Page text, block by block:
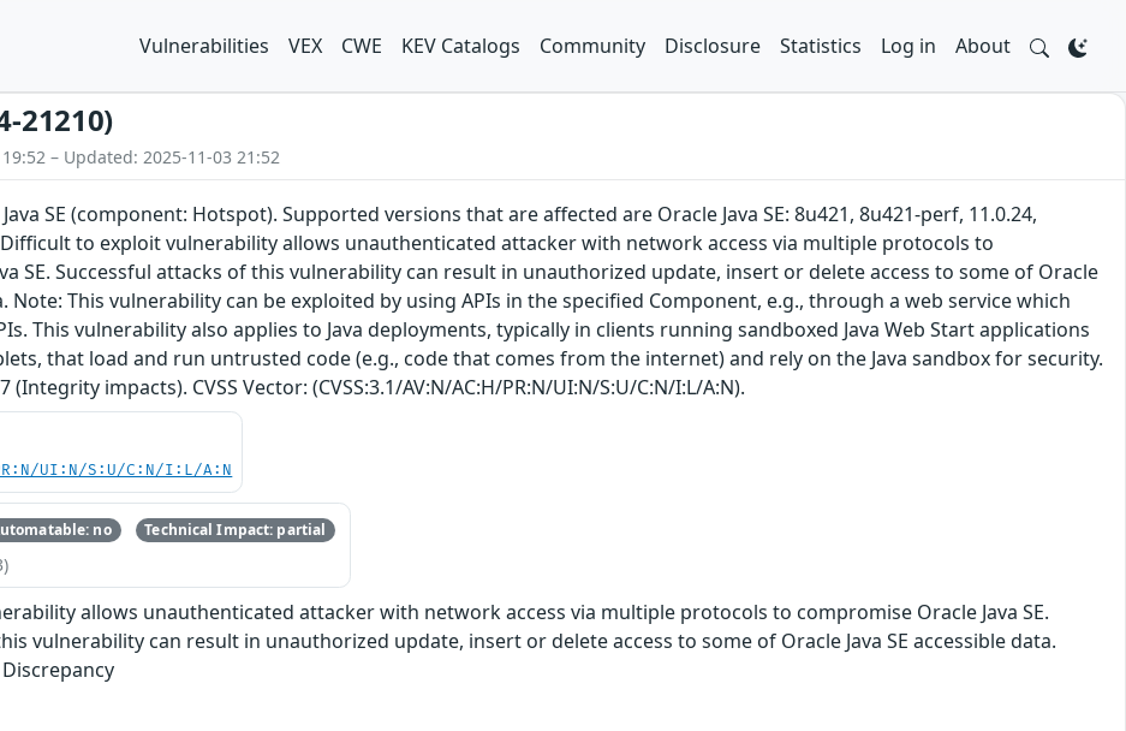
Vulnerabilities VEX CWE KEV Catalogs Community Disclosure Statistics Log in About
21210)
– Updated: 2025-11-03 21:52
SE (component: Hotspot). Supported versions that are affected are Oracle Java SE: 8u421, 8u421-perf, 11.0.24,
Difficult to exploit vulnerability allows unauthenticated attacker with network access via multiple protocols to
SE. Successful attacks of this vulnerability can result in unauthorized update, insert or delete access to some of Oracle
Note: This vulnerability can be exploited by using APIs in the specified Component, e.g., through a web service which
This vulnerability also applies to Java deployments, typically in clients running sandboxed Java Web Start applications
that load and run untrusted code (e.g., code that comes from the internet) and rely on the Java sandbox for security.
(Integrity impacts). CVSS Vector: (CVSS:3.1/AV:N/AC:H/PR:N/UI:N/S:U/C:N/I:L/A:N).
UI:N/S:U/C:N/I:L/A:N
no Technical Impact: partial
allows unauthenticated attacker with network access via multiple protocols to compromise Oracle Java SE.
vulnerability can result in unauthorized update, insert or delete access to some of Oracle Java SE accessible data.